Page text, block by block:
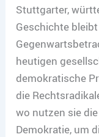
Stuttgarter,
Geschichte
heutigen
demokratische
die
wo nutzen sie
Demokratie, um